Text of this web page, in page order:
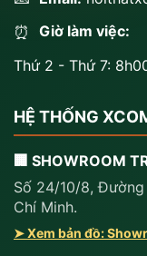
⏰
Giờ làm việc:
Thứ 2 - Thứ 7:
HỆ THỐNG
🏢 SHOWROOM
Số 24/10/8, Đường
Chí Minh.
➤ Xem bản đồ: